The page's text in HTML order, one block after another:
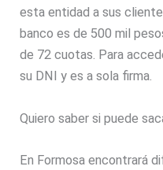
esta entidad a sus
banco es de 500 mil
de 72 cuotas. Para
su DNI y es a sola firma.
Quiero saber si puede
En Formosa encontrará